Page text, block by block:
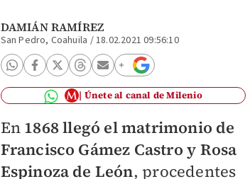
DAMIÁN RAMÍREZ
San Pedro, Coahuila /18.02.2021 09:56:10
Únete al canal de Milenio
En 1868 llegó el matrimonio de
Francisco Gámez Castro y Rosa
Espinoza de León, procedentes